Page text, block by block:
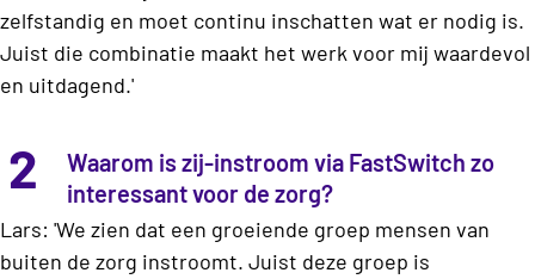
zelfstandig en moet continu inschatten wat er nodig is.
Juist die combinatie maakt het werk voor mij waardevol
en uitdagend.'
2
Waarom is zij-instroom via FastSwitch zo
interessant voor de zorg?
Lars: 'We zien dat een groeiende groep mensen van
buiten de zorg instroomt. Juist deze groep is